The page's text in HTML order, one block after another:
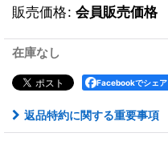
販売価格: 会員販売価格
在庫なし
Facebookでシェア
返品特約に関する重要事項